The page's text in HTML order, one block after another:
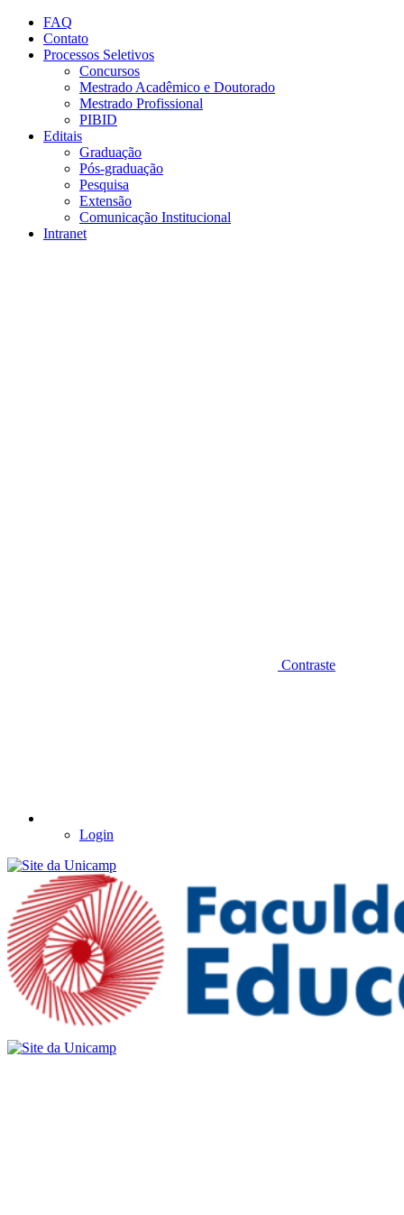
Conteúdo principal
FAQ
Contato
Processos Seletivos
Concursos
Mestrado Acadêmico e Doutorado
Mestrado Profissional
PIBID
Editais
Graduação
Pós-graduação
Pesquisa
Extensão
Comunicação Institucional
Intranet
Contraste
Login